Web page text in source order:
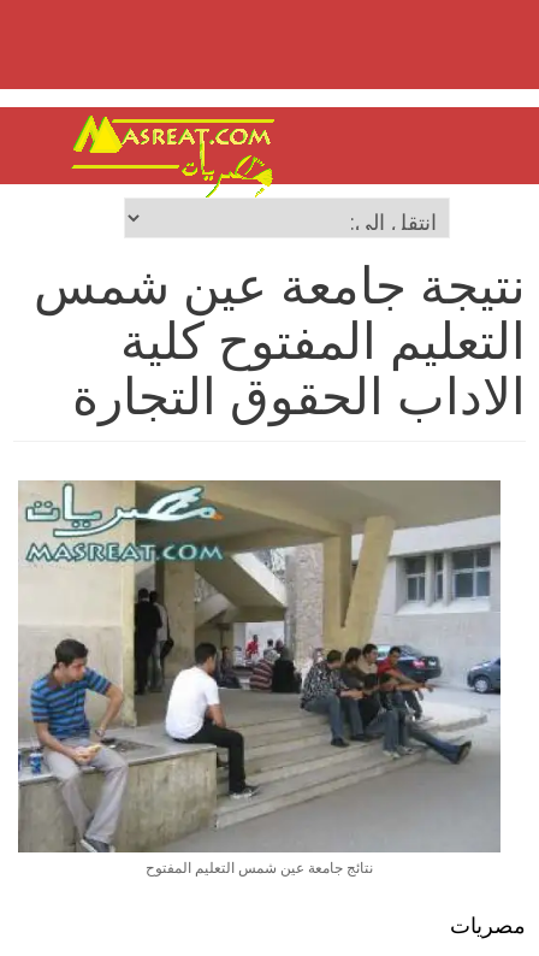
نتيجة جامعة عين شمس
التعليم المفتوح كلية
الاداب الحقوق التجارة
نتائج جامعة عين شمس التعليم المفتوح
مصريات